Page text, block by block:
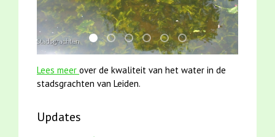
mei2021 1 snoekje elly
mei2021 watervogelmethode fuut met
smoelenboek fifi en karper
jun2021 28 brasem en
karper met kattenklimtouw
jun2021 zaklv 5
Lees meer over de kwaliteit van het water in de
stadsgrachten van Leiden.
Updates